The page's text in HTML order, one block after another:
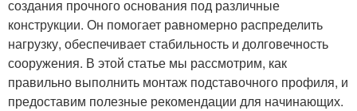
создания прочного основания под различные
конструкции. Он помогает равномерно распределить
нагрузку, обеспечивает стабильность и долговечность
сооружения. В этой статье мы рассмотрим, как
правильно выполнить монтаж подставочного профиля, и
предоставим полезные рекомендации для начинающих.